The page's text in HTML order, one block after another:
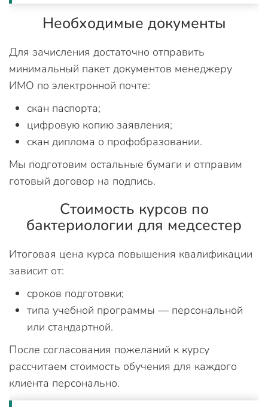
Необходимые документы
Для зачисления достаточно отправить
минимальный пакет документов менеджеру
ИМО по электронной почте:
скан паспорта;
цифровую копию заявления;
скан диплома о профобразовании.
Мы подготовим остальные бумаги и отправим
готовый договор на подпись.
Стоимость курсов по
бактериологии для медсестер
Итоговая цена курса повышения квалификации
зависит от:
сроков подготовки;
типа учебной программы — персональной
или стандартной.
После согласования пожеланий к курсу
рассчитаем стоимость обучения для каждого
клиента персонально.